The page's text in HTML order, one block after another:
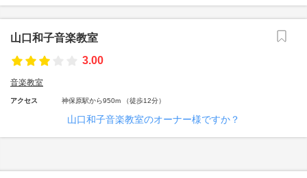
山口和子音楽教室
3.00
音楽教室
アクセス 神保原駅から950m （徒歩12分）
山口和子音楽教室のオーナー様ですか？